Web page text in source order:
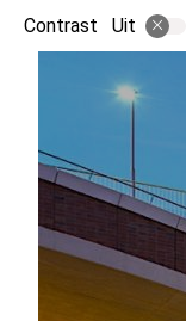
Contrast Uit